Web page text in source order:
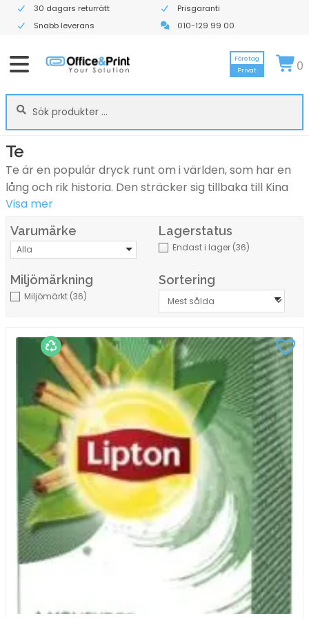
30 dagars returrätt
Prisgaranti
Snabb leverans
010-129 99 00
Sök
efter:
Sök
Företag
Privat
0
Te
Te är en populär dryck runt om i världen, som har en
lång och rik historia. Den sträcker sig tillbaka till Kina
på 200-talet f.Kr. Sedan dess har te blivit en av de
mest omtyckta dryckerna i världen. Det finns i många
olika varianter och smaker.
Te är en dryck som bryggs av torkade blad från
tebusken, Camellia sinensis. Det finns många olika
sorters te som exempelvis grönt-, svart-, chai-, vitt-
och Oolong-te. Alla har olika smaker och
hälsofördelar. Drycken kan också smaksättas med
olika örter, frukter och kryddor för att ge det extra
En av de stora fördelarna är dess höga halt av
antioxidanter och polyfenoler. De bidrar till att minska
risken för vissa sjukdomar såsom hjärtsjukdomar,
diabetes och cancer. Te har också en lugnande effekt
på kroppen, vilket kan bidra till att minska stress och
ångest.
Det är en mångsidig dryck som kan drickas varm eller
kall. Den kan även användas i matlagning och bakning
för att ge extra smak. Olika tevarianter kan ha olika
bryggningsmetoder därför är det viktigt att följa rätt
instruktioner för att få ut det bästa av teet.
Hos oss hittar du te ifrån populära varumärken som till
exempel Lipton, Life, Arvid Nordquist. Du hittar även
Visa mer
Varumärke
Alla
Lagerstatus
Endast i lager (36)
Miljömärkning
Miljömärkt (36)
Sortering